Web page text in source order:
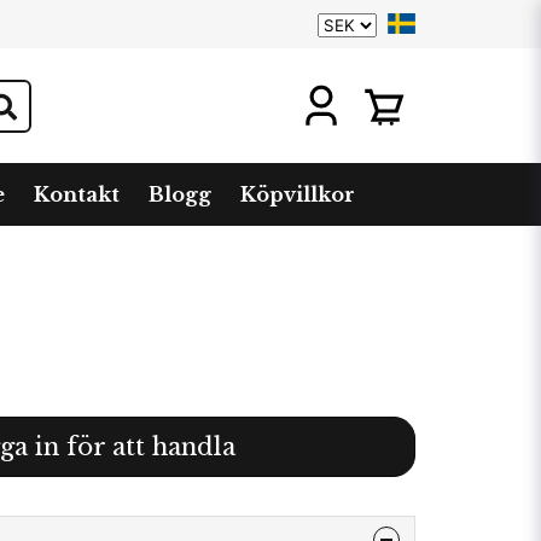
Kontakt Blogg Köpvillkor
in för att handla